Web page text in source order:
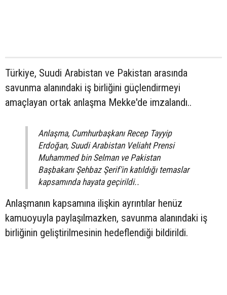
Türkiye, Suudi Arabistan ve Pakistan arasında
savunma alanındaki iş birliğini güçlendirmeyi
amaçlayan ortak anlaşma Mekke'de imzalandı..
Anlaşma, Cumhurbaşkanı Recep Tayyip
Erdoğan, Suudi Arabistan Veliaht Prensi
Muhammed bin Selman ve Pakistan
Başbakanı Şehbaz Şerif'in katıldığı temaslar
kapsamında hayata geçirildi..
Anlaşmanın kapsamına ilişkin ayrıntılar henüz
kamuoyuyla paylaşılmazken, savunma alanındaki iş
birliğinin geliştirilmesinin hedeflendiği bildirildi.